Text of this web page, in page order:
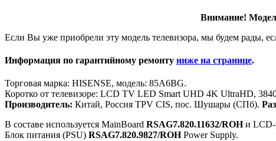
Внимание!
Если Вы уже приобрели эту модель телевизора, мы будем рады,
Информация по гарантийному ремонту ниже на странице.
Торговая марка: HISENSE, модель: 85A6BG.
Коротко от телевизоре: LCD TV LED Smart UHD 4K UltraHD,
Производитель: Китай, Россия TPV CIS, пос. Шушары (СПб).
В составе используется MainBoard RSAG7.820.11632/ROHи LCD-
Блок питания (PSU) RSAG7.820.9827/ROHPower Supply.